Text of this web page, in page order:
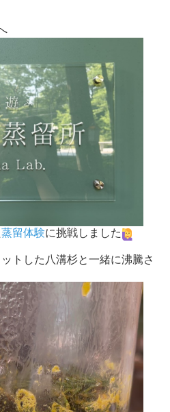
蒸留体験に挑戦しました
トした八溝杉と一緒に沸騰さ